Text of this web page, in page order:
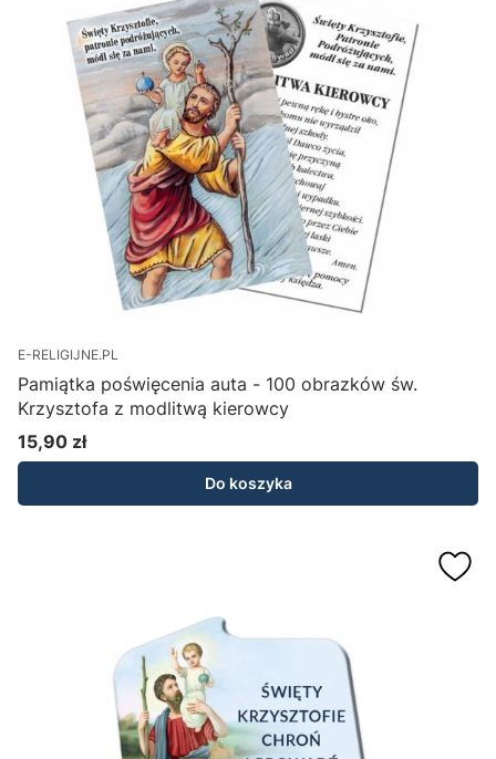
E-RELIGIJNE.PL
Pamiątka poświęcenia auta - 100 obrazków św.
Krzysztofa z modlitwą kierowcy
Cena
15,90 zł
Do koszyka